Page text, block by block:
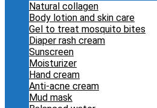
Natural collagen
Body lotion and skin care
Gel to treat mosquito bites
Diaper rash cream
Sunscreen
Moisturizer
Hand cream
Anti-acne cream
Mud mask